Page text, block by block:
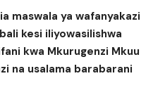
maswala ya wafanyakazi
kesi iliyowasilishwa
kwa Mkurugenzi Mkuu
na usalama barabarani